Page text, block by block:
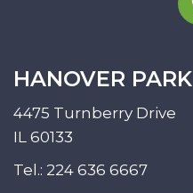
HANOVER PARK
4475 Turnberry Drive
IL 60133
Tel.: 224 636 6667